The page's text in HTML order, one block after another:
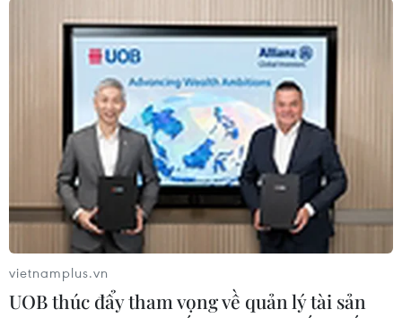
ngày từ 31-32 độ C, chiều tối trời dịu mát nhiệt
độ từ 26-27 độ C./.
(TTXVN/Vietnam+)
vietnamplus.vn
UOB thúc đẩy tham vọng về quản lý tài sản